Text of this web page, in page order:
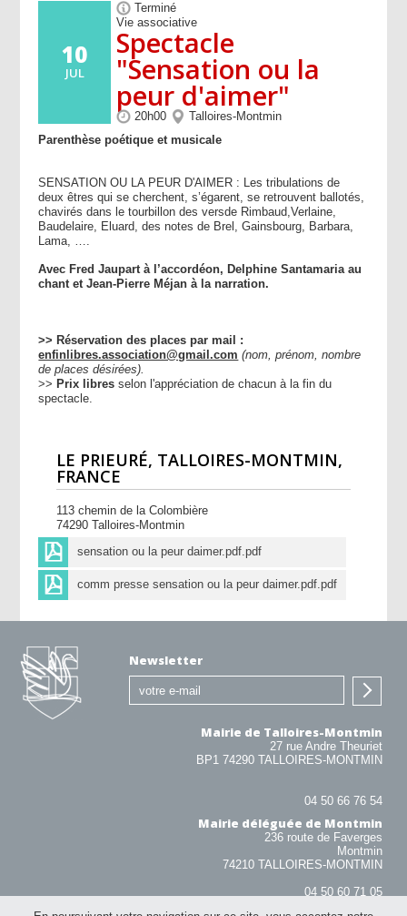
10
JUL
Terminé
Vie associative
Spectacle
"Sensation ou la
peur d'aimer"
20h00
Talloires-Montmin
Parenthèse poétique et musicale
SENSATION OU LA PEUR D'AIMER : Les tribulations de
deux êtres qui se cherchent, s’égarent, se retrouvent ballotés,
chavirés dans le tourbillon des versde Rimbaud,Verlaine,
Baudelaire, Eluard, des notes de Brel, Gainsbourg, Barbara,
Lama, ….
Avec Fred Jaupart à l’accordéon, Delphine Santamaria au
chant et Jean-Pierre Méjan à la narration.
>> Réservation des placespar mail :
enfinlibres.association@gmail.com (nom, prénom, nombre
de places désirées).
>> Prix libres selon l'appréciation de chacun à la fin du
spectacle.
LE PRIEURÉ, TALLOIRES-MONTMIN,
FRANCE
113 chemin de la Colombière
74290 Talloires-Montmin
sensation ou la peur daimer.pdf.pdf
comm presse sensation ou la peur daimer.pdf.pdf
Newsletter
Mairie de Talloires-Montmin
27 rue Andre Theuriet
BP1 74290 TALLOIRES-MONTMIN
04 50 66 76 54
Mairie déléguée de Montmin
236 route de Faverges
Montmin
74210 TALLOIRES-MONTMIN
04 50 60 71 05